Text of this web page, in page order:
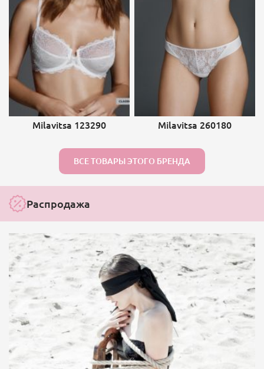
Milavitsa 123290 Milavitsa 260180
ВСЕ ТОВАРЫ ЭТОГО БРЕНДА
Распродажа